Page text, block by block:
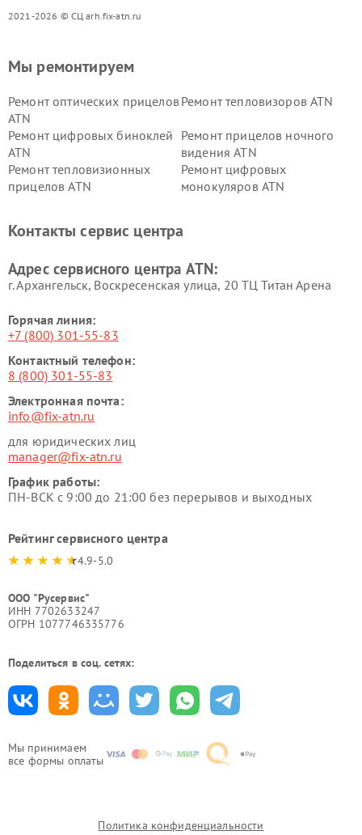
2021-2026 © СЦ arh.fix-atn.ru
Мы принимаем
все формы оплаты
Мы ремонтируем
Ремонт оптических прицелов
ATN
Ремонт тепловизоров ATN
Ремонт цифровых биноклей
ATN
Ремонт прицелов ночного
видения ATN
Ремонт тепловизионных
прицелов ATN
Ремонт цифровых
монокуляров ATN
Контакты сервис центра
Адрес сервисного центра ATN:
г. Архангельск, Воскресенская улица, 20 ТЦ Титан Арена
Горячая линия:
+7 (800) 301-55-83
Контактный телефон:
8 (800) 301-55-83
Электронная почта:
info@fix-atn.ru
для юридических лиц
manager@fix-atn.ru
График работы:
ПН-ВСК с 9:00 до 21:00 без перерывов и выходных
Рейтинг сервисного центра
4.9-5.0
ООО "Русервис"
ИНН 7702633247
ОГРН 1077746335776
Поделиться в соц. сетях:
Политика конфиденциальности